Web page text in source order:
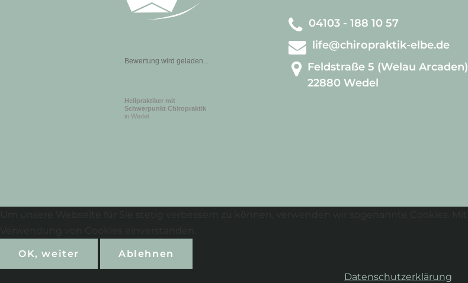
Bewertung wird geladen...
Heilpraktiker mit
Schwerpunkt Chiropraktik
in Wedel
04103 - 188 10 57
life@chiropraktik-elbe.de
Feldstraße 5 (Welau Arcaden)
22880 Wedel
OK, weiter Ablehnen
Datenschutzerklärung